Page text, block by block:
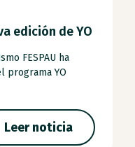
edición de YO
FESPAU ha
programa YO
Leer noticia